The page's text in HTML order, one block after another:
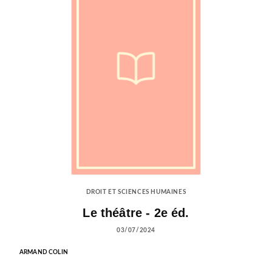
DROIT ET SCIENCES HUMAINES
Le théâtre - 2e éd.
03/07/2024
ARMAND COLIN